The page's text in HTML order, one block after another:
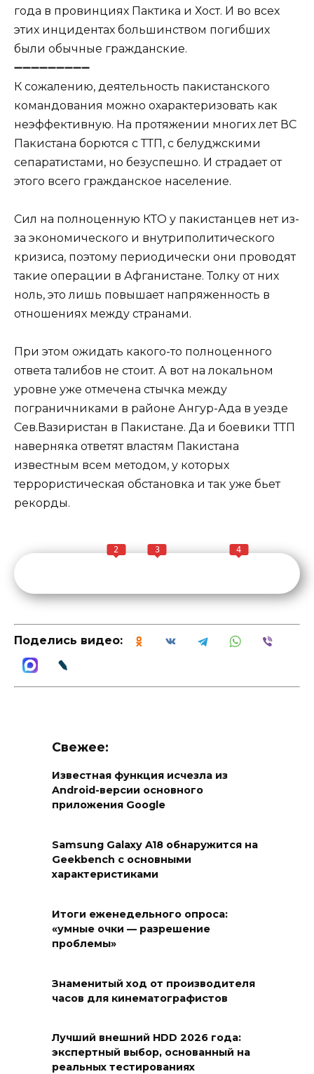
года в провинциях Пактика и Хост. И во всех
этих инцидентах большинством погибших
были обычные гражданские.
➖➖➖➖➖➖➖➖➖
К сожалению, деятельность пакистанского
командования можно охарактеризовать как
неэффективную. На протяжении многих лет ВС
Пакистана борются с ТТП, с белуджскими
сепаратистами, но безуспешно. И страдает от
этого всего гражданское население.
Сил на полноценную КТО у пакистанцев нет из-
за экономического и внутриполитического
кризиса, поэтому периодически они проводят
такие операции в Афганистане. Толку от них
ноль, это лишь повышает напряженность в
отношениях между странами.
При этом ожидать какого-то полноценного
ответа талибов не стоит. А вот на локальном
уровне уже отмечена стычка между
пограничниками в районе Ангур-Ада в уезде
Сев.Вазиристан в Пакистане. Да и боевики ТТП
наверняка ответят властям Пакистана
известным всем методом, у которых
террористическая обстановка и так уже бьет
рекорды.
2 3 4
Поделись видео:
Свежее:
Известная функция исчезла из
Android-версии основного
приложения Google
Samsung Galaxy A18 обнаружится на
Geekbench с основными
характеристиками
Итоги еженедельного опроса:
«умные очки — разрешение
проблемы»
Знаменитый ход от производителя
часов для кинематографистов
Лучший внешний HDD 2026 года:
экспертный выбор, основанный на
реальных тестированиях